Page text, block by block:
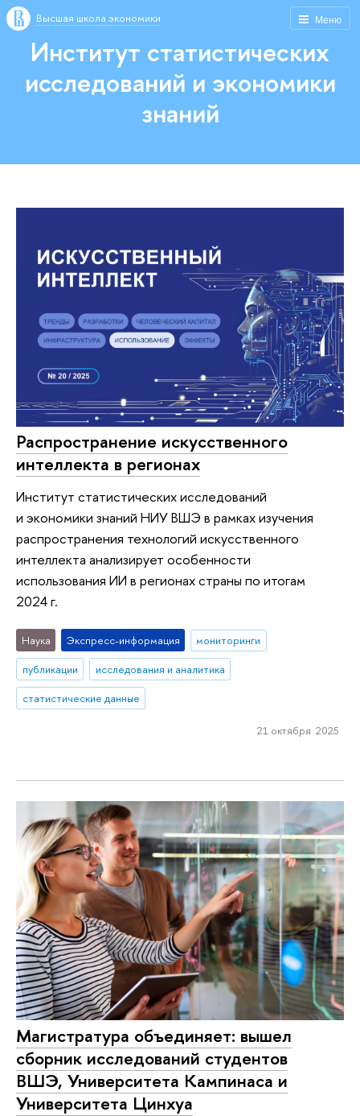
Меню
Высшая школа экономики
Институт статистических
исследований и экономики
знаний
Распространение искусственного
интеллекта в регионах
Институт статистических исследований
и экономики знаний НИУ ВШЭ в рамках изучения
распространения технологий искусственного
интеллекта анализирует особенности
использования ИИ в регионах страны по итогам
2024 г.
Наука Экспресс-информация
мониторинги
публикации
исследования и аналитика
статистические данные
21 октября 2025
Магистратура объединяет: вышел
сборник исследований студентов
ВШЭ, Университета Кампинаса и
Университета Цинхуа